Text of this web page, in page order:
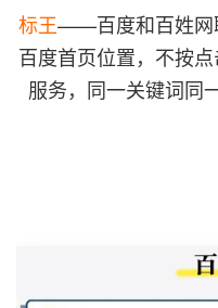
标王——百度和百姓网
百度首页位置，不按
服务，同一关键词同